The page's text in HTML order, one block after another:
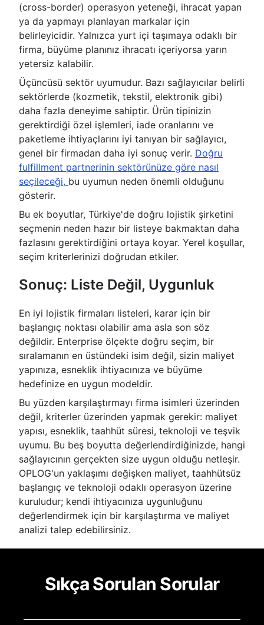
(cross-border) operasyon yeteneği, ihracat yapan
ya da yapmayı planlayan markalar için
belirleyicidir. Yalnızca yurt içi taşımaya odaklı bir
firma, büyüme planınız ihracatı içeriyorsa yarın
yetersiz kalabilir.
Üçüncüsü sektör uyumudur. Bazı sağlayıcılar belirli
sektörlerde (kozmetik, tekstil, elektronik gibi)
daha fazla deneyime sahiptir. Ürün tipinizin
gerektirdiği özel işlemleri, iade oranlarını ve
paketleme ihtiyaçlarını iyi tanıyan bir sağlayıcı,
genel bir firmadan daha iyi sonuç verir. Doğru
fulfillment partnerinin sektörünüze göre nasıl
seçileceği, bu uyumun neden önemli olduğunu
gösterir.
Bu ek boyutlar, Türkiye'de doğru lojistik şirketini
seçmenin neden hazır bir listeye bakmaktan daha
fazlasını gerektirdiğini ortaya koyar. Yerel koşullar,
seçim kriterlerinizi doğrudan etkiler.
Sonuç: Liste Değil, Uygunluk
En iyi lojistik firmaları listeleri, karar için bir
başlangıç noktası olabilir ama asla son söz
değildir. Enterprise ölçekte doğru seçim, bir
sıralamanın en üstündeki isim değil, sizin maliyet
yapınıza, esneklik ihtiyacınıza ve büyüme
hedefinize en uygun modeldir.
Bu yüzden karşılaştırmayı firma isimleri üzerinden
değil, kriterler üzerinden yapmak gerekir: maliyet
yapısı, esneklik, taahhüt süresi, teknoloji ve teşvik
uyumu. Bu beş boyutta değerlendirdiğinizde, hangi
sağlayıcının gerçekten size uygun olduğu netleşir.
OPLOG'un yaklaşımı değişken maliyet, taahhütsüz
başlangıç ve teknoloji odaklı operasyon üzerine
kuruludur; kendi ihtiyacınıza uygunluğunu
değerlendirmek için bir karşılaştırma ve maliyet
analizi talep edebilirsiniz.
Sıkça Sorulan Sorular